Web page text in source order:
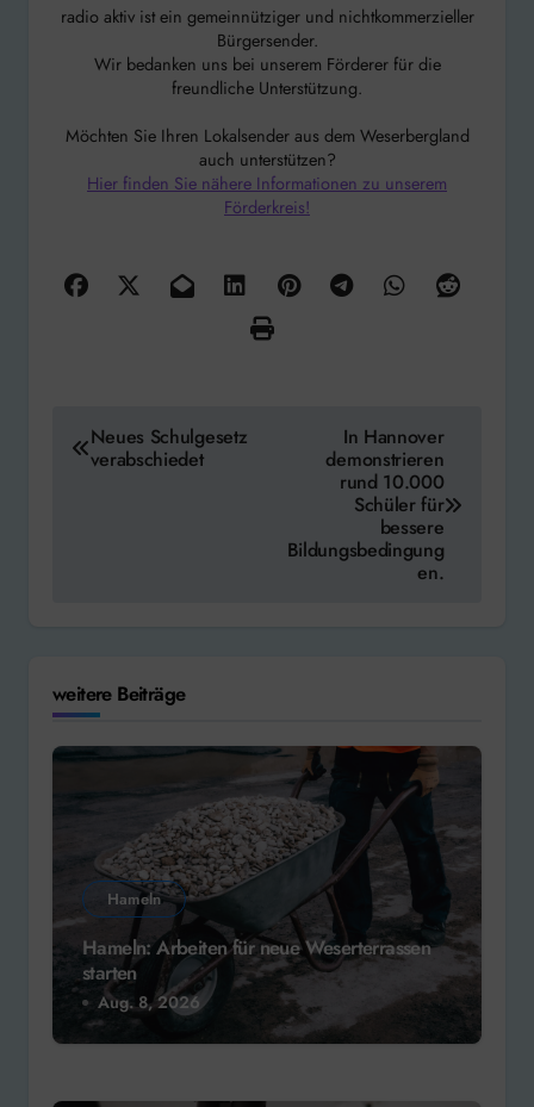
radio aktiv ist ein gemeinnütziger und nichtkommerzieller
Bürgersender.
Wir bedanken uns bei unserem Förderer für die
freundliche Unterstützung.
Möchten Sie Ihren Lokalsender aus dem Weserbergland
auch unterstützen?
Hier finden Sie nähere Informationen zu unserem
Förderkreis!
Beitragsnavigation
Neues Schulgesetz
verabschiedet
In Hannover
demonstrieren
rund 10.000
Schüler für
bessere
Bildungsbedingung
en.
weitere Beiträge
Hameln
Hameln: Arbeiten für neue Weserterrassen
starten
Aug. 8, 2026